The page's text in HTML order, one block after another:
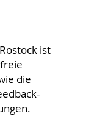
ist
die